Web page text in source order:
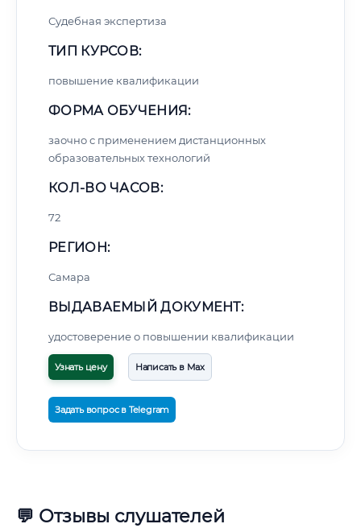
Судебная экспертиза
ТИП КУРСОВ:
повышение квалификации
ФОРМА ОБУЧЕНИЯ:
заочно с применением дистанционных
образовательных технологий
КОЛ-ВО ЧАСОВ:
72
РЕГИОН:
Самара
ВЫДАВАЕМЫЙ ДОКУМЕНТ:
удостоверение о повышении квалификации
Узнать цену Написать в Max
Задать вопрос в Telegram
💬 Отзывы слушателей